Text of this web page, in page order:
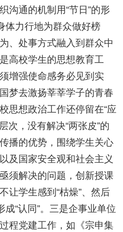
沟通的机制用“节日”的形
体力行地为群众做好榜
、处事方式融入到群众中
高校学生的思想教育工
增强使命感务必见到实
梦去激扬莘莘学子的青春
思想政治工作还停留在“应
次，没有解决“两张皮”的
播的优势，围绕学生关心
及国家安全观和社会主义
须解决的问题，创新授课
让学生感到“枯燥”、然后
成“认同”。三是企事业单位
程党建工作，如《宗申集